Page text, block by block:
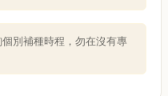
別補種時程，勿在沒有專